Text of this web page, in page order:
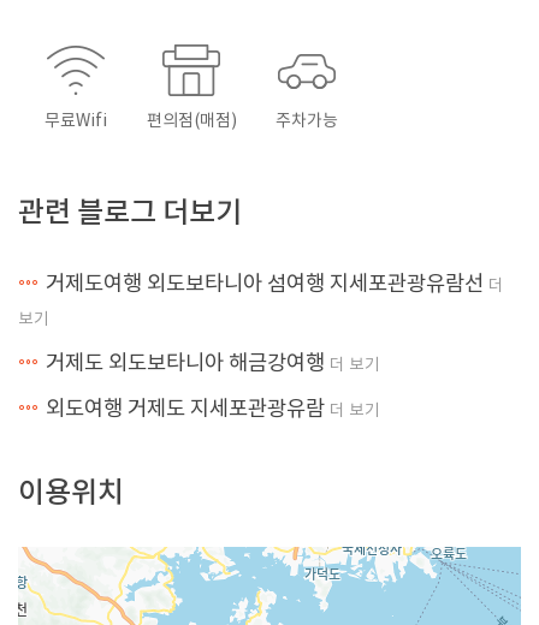
무료Wifi 편의점(매점) 주차가능
관련 블로그 더보기
거제도여행 외도보타니아 섬여행 지세포관광유람선 더
보기
거제도 외도보타니아 해금강여행 더 보기
외도여행 거제도 지세포관광유람 더 보기
이용위치